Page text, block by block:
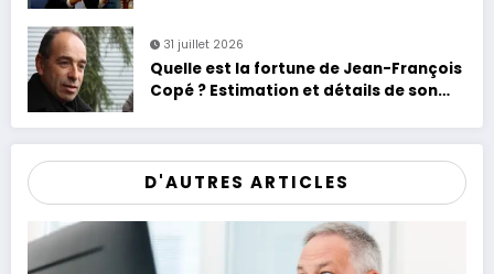
31 juillet 2026
Quelle est la fortune de Jean-François
Copé ? Estimation et détails de son
D'AUTRES ARTICLES